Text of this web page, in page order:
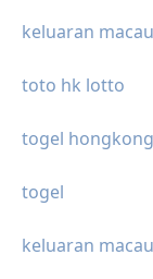
keluaran macau
toto hk lotto
togel
togel
keluaran macau